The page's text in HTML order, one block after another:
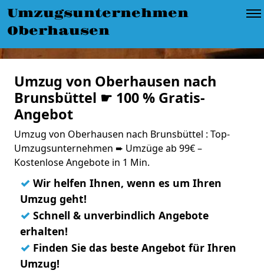
Umzugsunternehmen
Oberhausen
Umzug von Oberhausen nach
Brunsbüttel ☛ 100 % Gratis-
Angebot
Umzug von Oberhausen nach Brunsbüttel : Top-
Umzugsunternehmen ➨ Umzüge ab 99€ –
Kostenlose Angebote in 1 Min.
✓ Wir helfen Ihnen, wenn es um Ihren
Umzug geht!
✓ Schnell & unverbindlich Angebote
erhalten!
✓ Finden Sie das beste Angebot für Ihren
Umzug!